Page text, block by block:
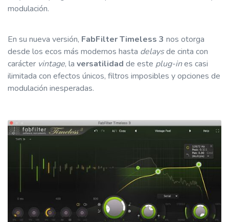
modulación.
En su nueva versión, FabFilter Timeless 3 nos otorga
desde los ecos más modernos hasta delaysde cinta con
carácter vintage, la versatilidad de este plug-ines casi
ilimitada con efectos únicos, filtros imposibles y opciones de
modulación inesperadas.